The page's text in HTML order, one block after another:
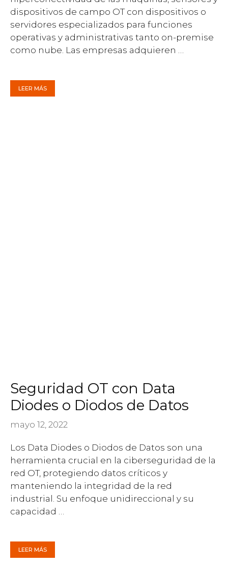
dispositivos de campo OT con dispositivos o
servidores especializados para funciones
operativas y administrativas tanto on-premise
como nube. Las empresas adquieren …
LEER MÁS
Seguridad OT con Data
Diodes o Diodos de Datos
mayo 12, 2022
Los Data Diodes o Diodos de Datos son una
herramienta crucial en la ciberseguridad de la
red OT, protegiendo datos críticos y
manteniendo la integridad de la red
industrial. Su enfoque unidireccional y su
capacidad …
LEER MÁS